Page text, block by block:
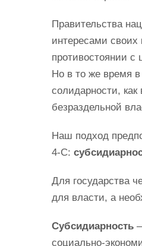
Правительства
интересами
противостоянии с
Но в то же время в
солидарности, как
безраздельной
Наш подход
4-С:
Для государства
для власти, а
Субсидиарность
социально-